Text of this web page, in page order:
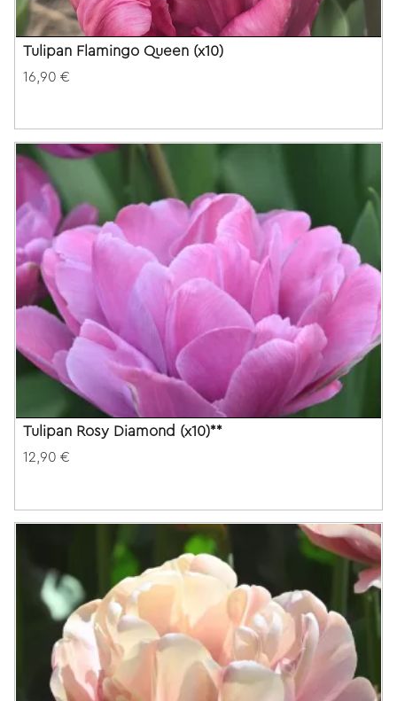
Tulipan Flamingo Queen (x10)
16,90 €
Tulipan Rosy Diamond (x10)**
12,90 €